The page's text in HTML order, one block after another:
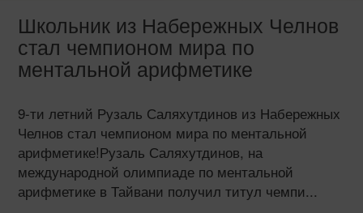
Школьник из Набережных Челнов
стал чемпионом мира по
ментальной арифметике
9-ти летний Рузаль Саляхутдинов из Набережных
Челнов стал чемпионом мира по ментальной
арифметике!Рузаль Саляхутдинов, на
международной олимпиаде по ментальной
арифметике в Тайвани получил титул чемпи...